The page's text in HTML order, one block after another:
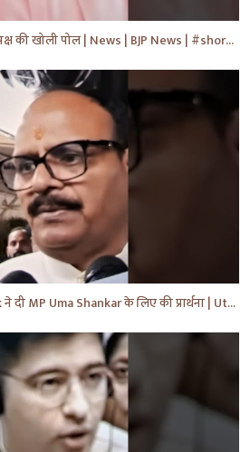
CM Yogi Adityanath का विपक्ष की खोली पोल | News | BJP News | #shorts #yt #news #ytshorts
Deputy CM Brijesh Pathak ने दी MP Uma Shankar के लिए की प्रार्थना | Uttar Pradesh News #shorts #yt